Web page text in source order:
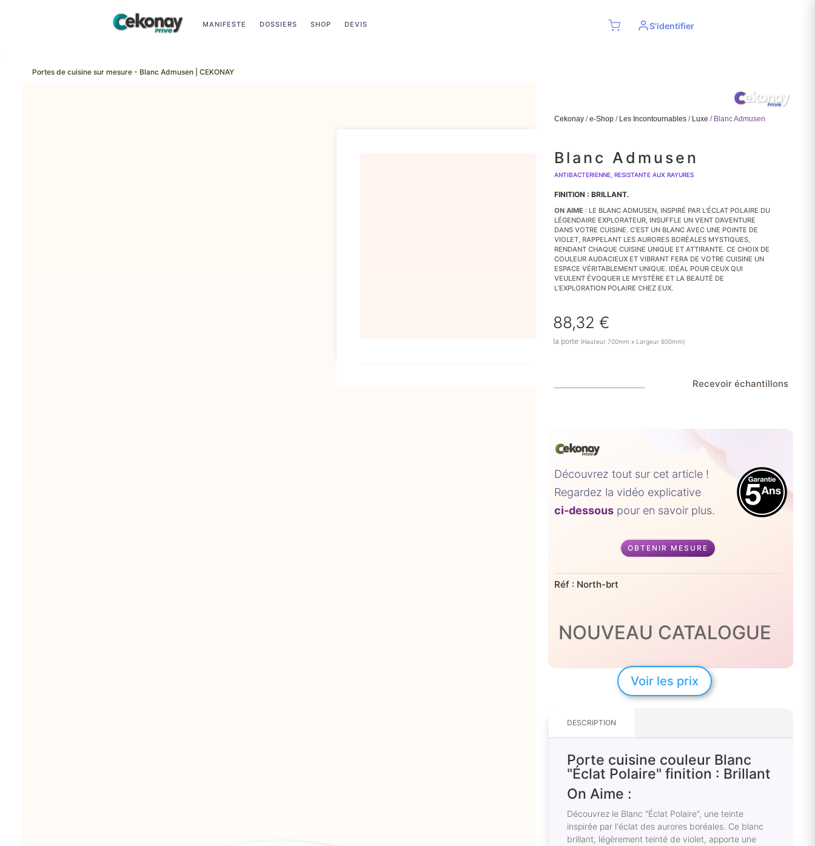
MANIFESTE DOSSIERS SHOP DEVIS S'identifier
Portes de cuisine sur mesure - Blanc Admusen | CEKONAY
Cekonay /e-Shop / Les Incontournables / Luxe / Blanc Admusen
Blanc Admusen
ANTIBACTERIENNE, RESISTANTE AUX RAYURES
FINITION : BRILLANT.
ON AIME : LE BLANC ADMUSEN, INSPIRÉ PAR L’ÉCLAT POLAIRE DU
LÉGENDAIRE EXPLORATEUR, INSUFFLE UN VENT D’AVENTURE
DANS VOTRE CUISINE. C’EST UN BLANC AVEC UNE POINTE DE
VIOLET, RAPPELANT LES AURORES BORÉALES MYSTIQUES,
RENDANT CHAQUE CUISINE UNIQUE ET ATTIRANTE. CE CHOIX DE
COULEUR AUDACIEUX ET VIBRANT FERA DE VOTRE CUISINE UN
ESPACE VÉRITABLEMENT UNIQUE. IDÉAL POUR CEUX QUI
VEULENT ÉVOQUER LE MYSTÈRE ET LA BEAUTÉ DE
L’EXPLORATION POLAIRE CHEZ EUX.
88,32 €
la porte (Hauteur 700mm x Largeur 600mm)
Recevoir échantillons
Découvrez tout sur cet article !
Regardez la vidéo explicative
ci-dessous pour en savoir plus.
OBTENIR MESURE
Réf : North-brt
NOUVEAU CATALOGUE
Voir les prix
DESCRIPTION
Porte cuisine couleur Blanc
"Éclat Polaire" finition : Brillant
On Aime :
Découvrez le Blanc "Éclat Polaire", une teinte
inspirée par l'éclat des aurores boréales. Ce blanc
brillant, légèrement teinté de violet, apporte une